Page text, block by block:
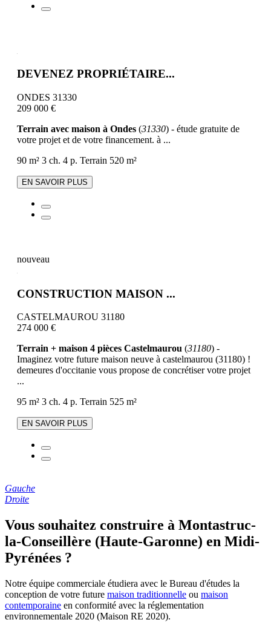
DEVENEZ PROPRIÉTAIRE...
ONDES 31330
209 000 €
Terrain avec maison à Ondes (31330) - étude gratuite de
votre projet et de votre financement. à ...
90 m² 3 ch. 4 p. Terrain 520 m²
EN SAVOIR PLUS
nouveau
CONSTRUCTION MAISON ...
CASTELMAUROU 31180
274 000 €
Terrain + maison 4 pièces Castelmaurou (31180) -
Imaginez votre future maison neuve à castelmaurou (31180) !
demeures d'occitanie vous propose de concrétiser votre projet
...
95 m² 3 ch. 4 p. Terrain 525 m²
EN SAVOIR PLUS
Gauche
Droite
Vous souhaitez construire à Montastruc-
la-Conseillère (Haute-Garonne) en Midi-
Pyrénées ?
Notre équipe commerciale étudiera avec le Bureau d'études la
conception de votre future maison traditionnelle ou maison
contemporaine en conformité avec la réglementation
environnementale 2020 (Maison RE 2020).